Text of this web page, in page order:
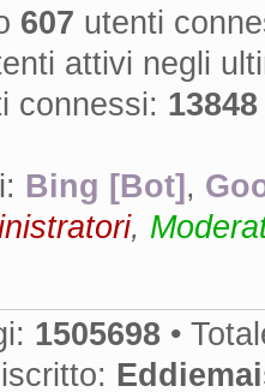
11:25 am
NON è MICA
6:50 pm
presa nuova, ma
am
tutti. Ho comprato
si vede tanto ma
607 utenti
attivi negli
connessi: 13848
Bing [Bot] ,
,
1505698 •